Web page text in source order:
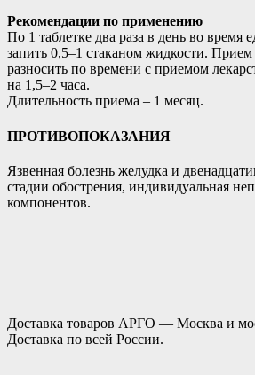
Рекомендации по применению
По 1 таблетке два раза в день во время
запить 0,5–1 стаканом жидкости.
разносить по времени с приемом
на 1,5–2 часа.
Длительность приема – 1 месяц.
ПРОТИВОПОКАЗАНИЯ
Язвенная болезнь желудка и
стадии обострения, индивидуальная
компонентов.
Доставка товаров АРГО — Москва и
Доставка по всей России.